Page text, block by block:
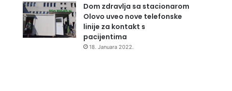
Dom zdravlja sa stacionarom
Olovo uveo nove telefonske
linije za kontakt s
pacijentima
18. Januara 2022.